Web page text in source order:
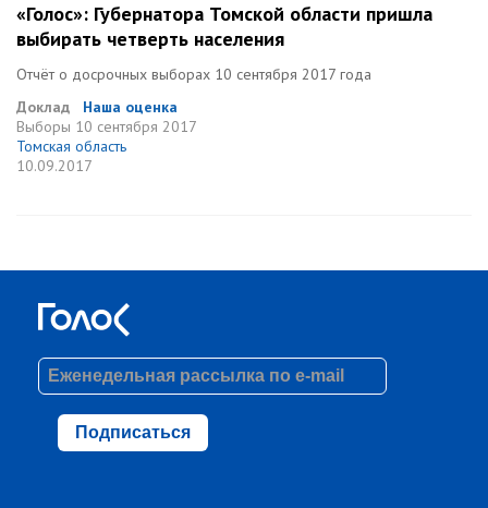
«Голос»: Губернатора Томской области пришла
выбирать четверть населения
Отчёт о досрочных выборах 10 сентября 2017 года
Доклад
Наша оценка
Выборы 10 сентября 2017
Томская область
10.09.2017
Подписаться